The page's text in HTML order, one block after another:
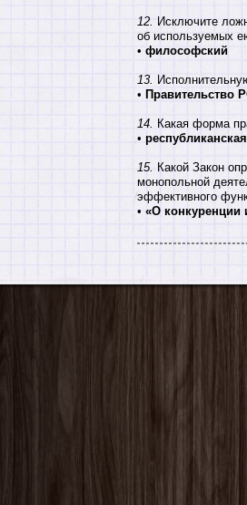
12. Исключите
об используемых
• философский
13.
• Правительство
14. Какая форма
• республиканская
15. Какой Закон
монопольной
эффективного
• «О конкуренции